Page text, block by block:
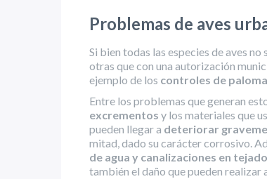
Problemas de aves
Si bien todas las especies de aves
otras que con una autorización
ejemplo de los controles de
Entre los problemas que generan
excrementos y los materiales que
pueden llegar a deteriorar
mitad, dado su carácter corrosivo.
de agua y canalizaciones en
también el daño que pueden realizar